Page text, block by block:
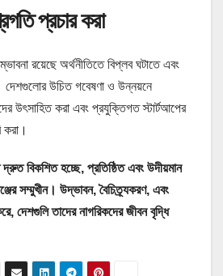
প্রচার করা
রয়েছে অর্থনীতিতে বিপ্লব ঘটাতে এবং
দেশগুলোর উচিত গবেষণা ও উন্নয়নে
উৎসাহিত করা এবং প্রযুক্তিগত স্টার্টআপের
করা।
দ্রুত বিকশিত হচ্ছে, প্রতিষ্ঠিত এবং উদীয়মান
সম্মুখীন। উদ্ভাবন, বৈচিত্র্যকরণ, এবং
দেশগুলি তাদের নাগরিকদের জীবন বৃদ্ধি